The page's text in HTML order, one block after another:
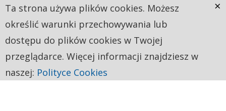
Ta strona używa plików cookies. Możesz
określić warunki przechowywania lub
dostępu do plików cookies w Twojej
przeglądarce. Więcej informacji znajdziesz w
naszej: Polityce Cookies
×